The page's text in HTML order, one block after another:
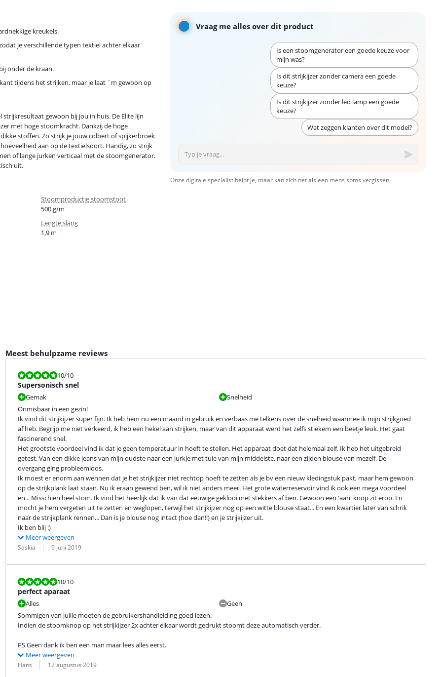
Vraag me alles over dit product
Is een stoomgenerator een goede keuze voor
mijn was?
Is dit strijkijzer zonder camera een goede
keuze?
Is dit strijkijzer zonder led lamp een goede
keuze?
Wat zeggen klanten over dit model?
Onze digitale specialist helpt je, maar kan zich net als een mens soms vergissen.
kreukels.
je verschillende typen textiel achter elkaar
onder de kraan.
tijdens het strijken, maar je laat `m gewoon op
strijkresultaat gewoon bij jou in huis. De Elite lijn
met hoge stoomkracht. Dankzij de hoge
stoffen. Zo strijk je jouw colbert of spijkerbroek
aan op de textielsoort. Handig, zo strijk
of lange jurken verticaal met de stoomgenerator.
uit.
Stoomproductie stoomstoot
500 g/m
Lengte slang
1,9 m
Meest behulpzame reviews
Beoordeling is 10 van de 10.
10/10
Supersonisch snel
Gemak
Snelheid
Onmisbaar in een gezin!
Ik vind dit strijkijzer super fijn. Ik heb hem nu een maand in gebruik en verbaas me telkens over de snelheid waarmee ik mijn strijkgoed
af heb. Begrijp me niet verkeerd, ik heb een hekel aan strijken, maar van dit apparaat werd het zelfs stiekem een beetje leuk. Het gaat
fascinerend snel.
Het grootste voordeel vind ik dat je geen temperatuur in hoeft te stellen. Het apparaat doet dat helemaal zelf. Ik heb het uitgebreid
getest. Van een dikke jeans van mijn oudste naar een jurkje met tule van mijn middelste, naar een zijden blouse van mezelf. De
overgang ging probleemloos.
Ik moest er enorm aan wennen dat je het strijkijzer niet rechtop hoeft te zetten als je bv een nieuw kledingstuk pakt, maar hem gewoon
op de strijkplank laat staan. Nu ik eraan gewend ben, wil ik niet anders meer. Het grote waterreservoir vind ik ook een mega voordeel
en... Misschien heel stom. Ik vind het heerlijk dat ik van dat eeuwige geklooi met stekkers af ben. Gewoon een 'aan' knop zit erop. En
mocht je hem vergeten uit te zetten en weglopen, terwijl het strijkijzer nog op een witte blouse staat... En een kwartier later van schrik
naar de strijkplank rennen... Dan is je blouse nog intact (hoe dan!!) en je strijkijzer uit.
Ik ben blij :)
Meer weergeven
Beoordeling door:
Saskia
Datum: 9 juni 2019
Beoordeling is 10 van de 10.
10/10
perfect aparaat
Alles
Geen
Sommigen van jullie moeten de gebruikershandleiding goed lezen.
Indien de stoomknop op het strijkijzer 2x achter elkaar wordt gedrukt stoomt deze automatisch verder.
PS Geen dank ik ben een man maar lees alles eerst.
Meer weergeven
Beoordeling door:
Hans
Datum: 12 augustus 2019